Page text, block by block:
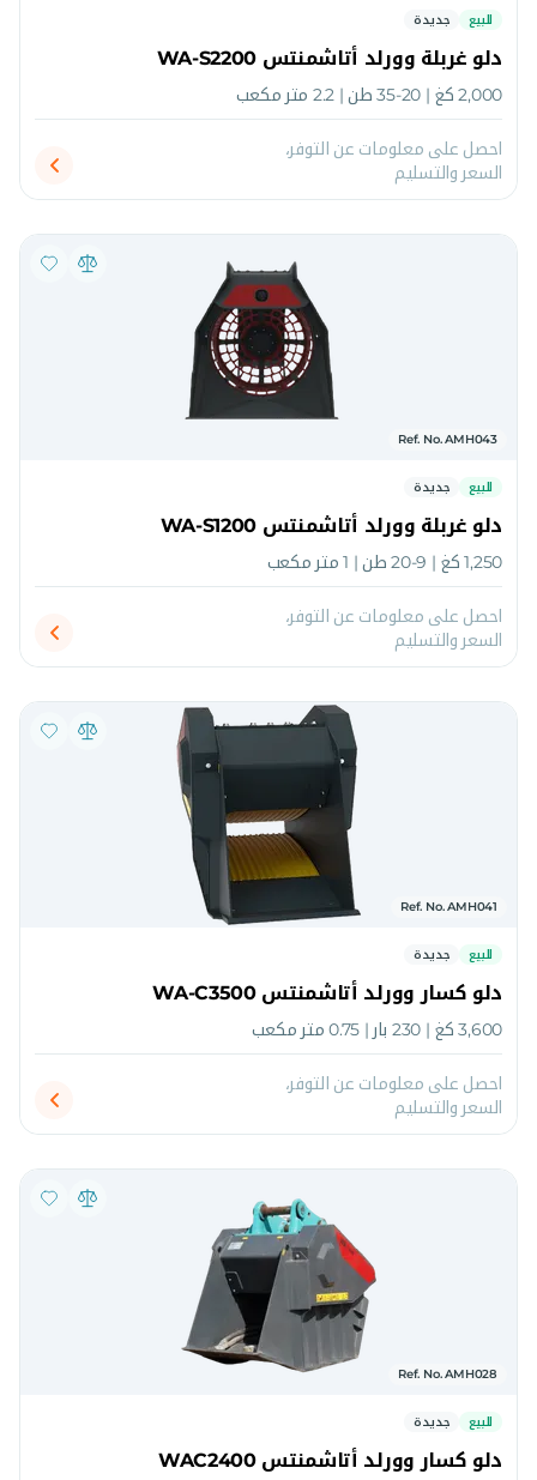
للبيع
جديدة
دلو غربلة وورلد أتاشمنتس WA-S2200
2,000 كغ | 20-35 طن | 2.2 متر مكعب
احصل على معلومات عن التوفر،
السعر والتسليم
Ref. No. AMH043
للبيع
جديدة
دلو غربلة وورلد أتاشمنتس WA-S1200
1,250 كغ | 9-20 طن | 1 متر مكعب
احصل على معلومات عن التوفر،
السعر والتسليم
Ref. No. AMH041
للبيع
جديدة
دلو كسار وورلد أتاشمنتس WA-C3500
3,600 كغ | 230 بار | 0.75 متر مكعب
احصل على معلومات عن التوفر،
السعر والتسليم
Ref. No. AMH028
للبيع
جديدة
دلو كسار وورلد أتاشمنتس WAC2400